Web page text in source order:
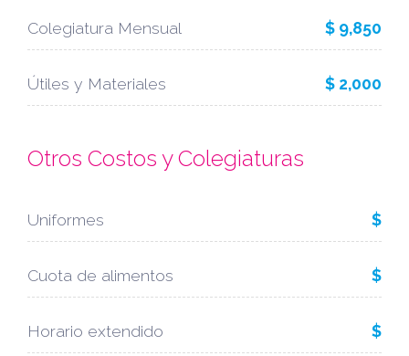
Colegiatura Mensual $ 9,850
Útiles y Materiales $ 2,000
Otros Costos y Colegiaturas
Uniformes $
Cuota de alimentos $
Horario extendido $